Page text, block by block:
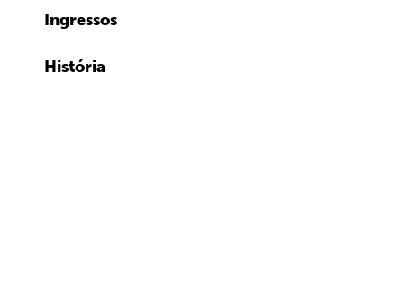
Ingressos
História